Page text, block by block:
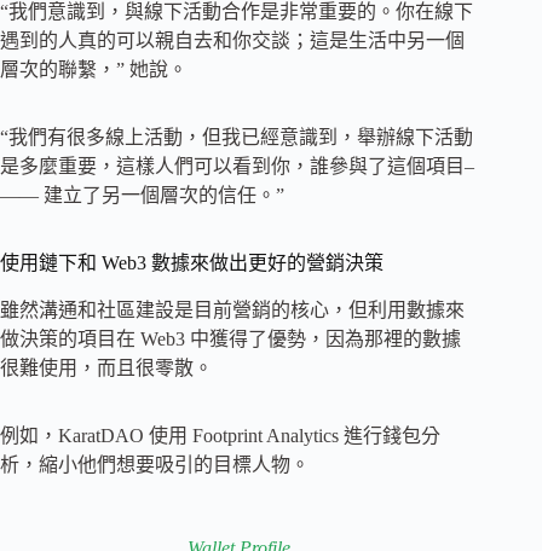
“我們意識到，與線下活動合作是非常重要的。你在線下
遇到的人真的可以親自去和你交談；這是生活中另一個
層次的聯繫，” 她說。
“我們有很多線上活動，但我已經意識到，舉辦線下活動
是多麼重要，這樣人們可以看到你，誰參與了這個項目–
—— 建立了另一個層次的信任。”
使用鏈下和 Web3 數據來做出更好的營銷決策
雖然溝通和社區建設是目前營銷的核心，但利用數據來
做決策的項目在 Web3 中獲得了優勢，因為那裡的數據
很難使用，而且很零散。
例如，KaratDAO 使用 Footprint Analytics 進行錢包分
析，縮小他們想要吸引的目標人物。